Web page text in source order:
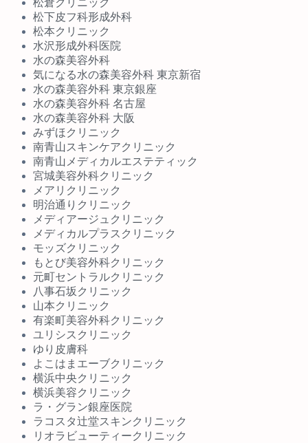
松倉クリニック
松下皮フ科形成外科
松本クリニック
水沢形成外科医院
水の森美容外科
気になる水の森美容外科 東京新宿
水の森美容外科 東京銀座
水の森美容外科 名古屋
水の森美容外科 大阪
みずほクリニック
南青山スキンケアクリニック
南青山メディカルエステティック
宮城美容外科クリニック
メアリクリニック
明治通りクリニック
メディアージュクリニック
メディカルプラスクリニック
モッズクリニック
もとび美容外科クリニック
元町セントラルクリニック
八事石坂クリニック
山本クリニック
有楽町美容外科クリニック
ユリシスクリニック
ゆり皮膚科
よこはまエーブクリニック
横浜中央クリニック
横浜美容クリニック
ラ・グラン銀座医院
ラコスタ辻堂スキンクリニック
リオラビューティークリニック